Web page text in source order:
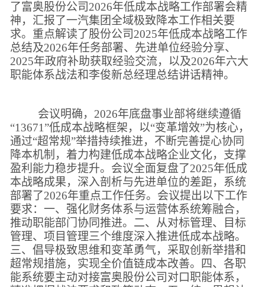
了富奥股份公司2026年低成本战略工作部署会精
神，汇报了一汽集团全域极致降本工作相关要
求。重点解读了股份公司2025年低成本战略工作
总结及2026年任务部署、先进单位经验分享、
2025年政府补助获取经验交流，以及2026年六大
职能体系战法和李俊新总经理总结讲话精神。
会议明确，2026年底盘事业部将继续遵循
“13671”低成本战略框架，以“变革增效”为核心，
通过“超常规”举措持续推进，不断完善提心协同
降本机制，着力构建低成本战略企业文化，支撑
盈利能力稳步提升。会议全面复盘了2025年低成
本战略成果，深入剖析与先进单位的差距，系统
部署了2026年重点工作任务。会议提出以下工作
要求：一、强化财务体系与运营体系统筹融合，
推动职能部门协同推进。二、从对标管理、目标
管理、项目管理三个维度深入推进低成本战略。
三、倡导极致思维和变革勇气，采取创新举措和
超常规措施，实现全价值链成本改善。四、各职
能系统要主动对接富奥股份公司对口职能体系，